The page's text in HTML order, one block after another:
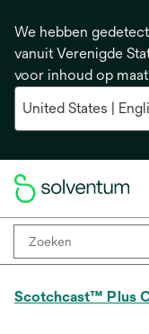
We hebben
vanuit Verenigde
voor inhoud op
Scotchcast™ Plus